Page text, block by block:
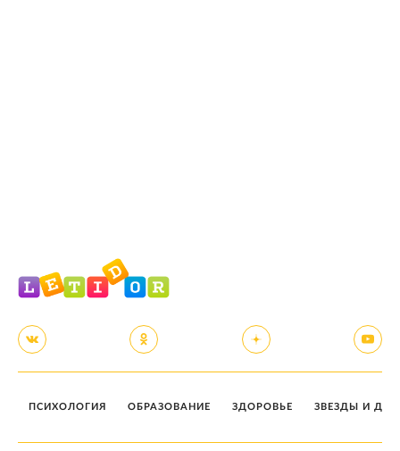
ПСИХОЛОГИЯ ОБРАЗОВАНИЕ ЗДОРОВЬЕ ЗВЕЗДЫ И